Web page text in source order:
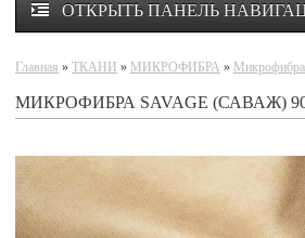
ОТКРЫТЬ ПАНЕЛЬ
Главная » ТКАНИ » МИКРОФИБРА »
МИКРОФИБРА SAVAGE (САВАЖ)